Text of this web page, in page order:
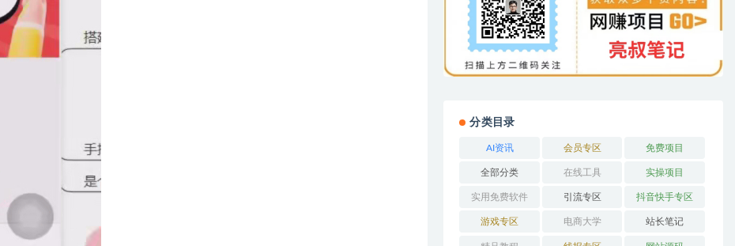
分类目录
AI资讯 会员专区 免费项目
全部分类 在线工具 实操项目
实用免费软件 引流专区 抖音快手专区
游戏专区 电商大学 站长笔记